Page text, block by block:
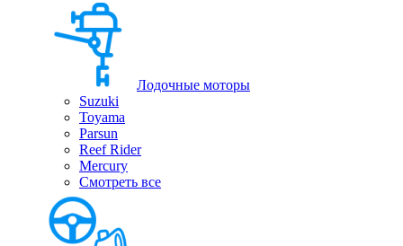
Лодочные моторы
Suzuki
Toyama
Parsun
Reef Rider
Mercury
Смотреть все